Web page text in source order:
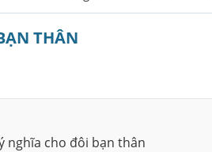
THÂN
nghĩa cho đôi bạn thân